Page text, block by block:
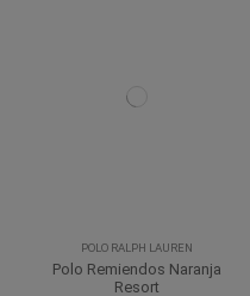
POLO RALPH LAUREN
Polo Remiendos Naranja
Resort